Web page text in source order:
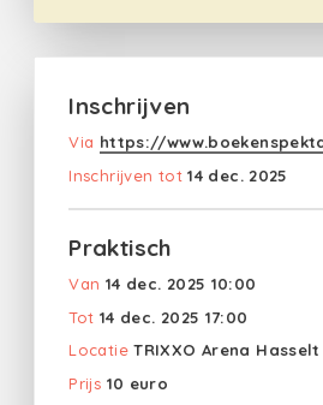
Inschrijven
Via https://
Inschrijven tot 14 dec. 2025
Praktisch
Van 14 dec. 2025 10:00
Tot 14 dec. 2025 17:00
Locatie TRIXXO Arena Hasselt
Prijs 10 euro